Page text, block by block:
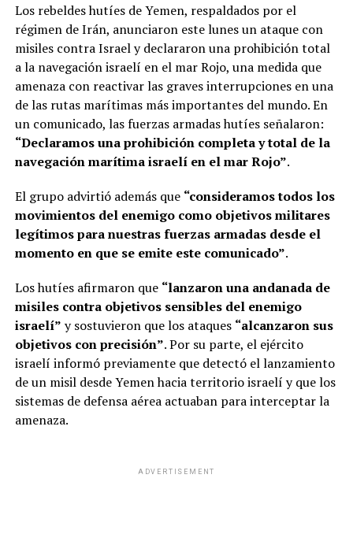
Los rebeldes hutíes de Yemen, respaldados por el
régimen de Irán, anunciaron este lunes un ataque con
misiles contra Israel y declararon una prohibición total
a la navegación israelí en el mar Rojo, una medida que
amenaza con reactivar las graves interrupciones en una
de las rutas marítimas más importantes del mundo. En
un comunicado, las fuerzas armadas hutíes señalaron:
“Declaramos una prohibición completa y total de la
navegación marítima israelí en el mar Rojo”.
El grupo advirtió además que “consideramos todos los
movimientos del enemigo como objetivos militares
legítimos para nuestras fuerzas armadas desde el
momento en que se emite este comunicado”.
Los hutíes afirmaron que “lanzaron una andanada de
misiles contra objetivos sensibles del enemigo
israelí” y sostuvieron que los ataques “alcanzaron sus
objetivos con precisión”. Por su parte, el ejército
israelí informó previamente que detectó el lanzamiento
de un misil desde Yemen hacia territorio israelí y que los
sistemas de defensa aérea actuaban para interceptar la
amenaza.
ADVERTISEMENT